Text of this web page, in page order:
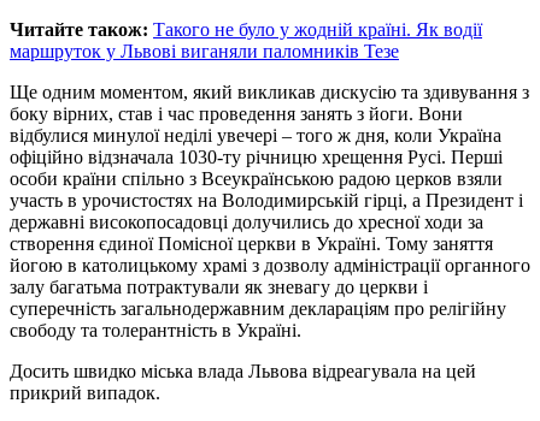
Читайте також: Такого не було у жодній країні. Як водії
маршруток у Львові виганяли паломників Тезе
Ще одним моментом, який викликав дискусію та здивування з
боку вірних, став і час проведення занять з йоги. Вони
відбулися минулої неділі увечері – того ж дня, коли Україна
офіційно відзначала 1030-ту річницю хрещення Русі. Перші
особи країни спільно з Всеукраїнською радою церков взяли
участь в урочистостях на Володимирській гірці, а Президент і
державні високопосадовці долучились до хресної ходи за
створення єдиної Помісної церкви в Україні. Тому заняття
йогою в католицькому храмі з дозволу адміністрації органного
залу багатьма потрактували як зневагу до церкви і
суперечність загальнодержавним деклараціям про релігійну
свободу та толерантність в Україні.
Досить швидко міська влада Львова відреагувала на цей
прикрий випадок.